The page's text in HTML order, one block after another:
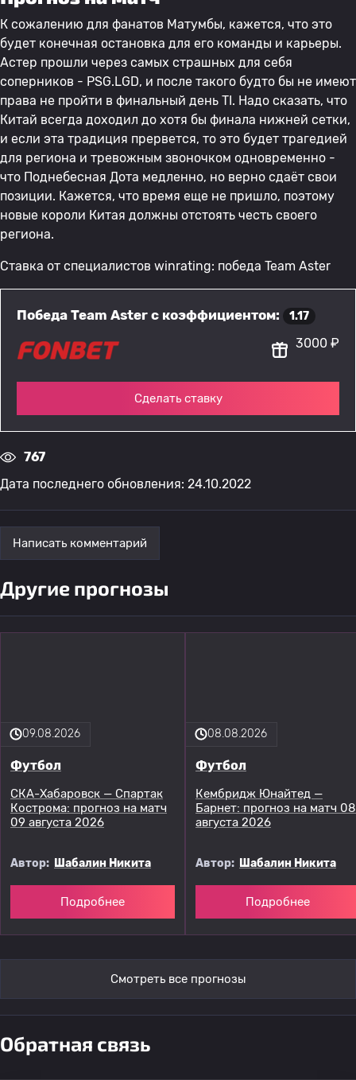
К сожалению для фанатов Матумбы, кажется, что это
будет конечная остановка для его команды и карьеры.
Астер прошли через самых страшных для себя
соперников - PSG.LGD, и после такого будто бы не имеют
права не пройти в финальный день TI. Надо сказать, что
Китай всегда доходил до хотя бы финала нижней сетки,
и если эта традиция прервется, то это будет трагедией
для региона и тревожным звоночком одновременно -
что Поднебесная Дота медленно, но верно сдаёт свои
позиции. Кажется, что время еще не пришло, поэтому
новые короли Китая должны отстоять честь своего
региона.
Ставка от специалистов winrating: победа Team Aster
Победа Team Aster с коэффициентом: 1.17
3000 ₽
Сделать ставку
767
Дата последнего обновления: 24.10.2022
Написать комментарий
Другие прогнозы
09.08.2026
Футбол
СКА-Хабаровск — Спартак
Кострома: прогноз на матч
09 августа 2026
Автор: Шабалин Никита
Подробнее
08.08.2026
Футбол
Кембридж Юнайтед —
Барнет: прогноз на матч 08
августа 2026
Автор: Шабалин Никита
Подробнее
Смотреть все прогнозы
Обратная связь